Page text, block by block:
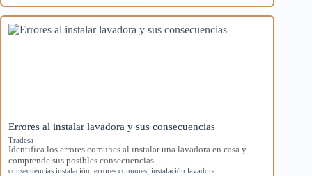
Errores al instalar lavadora y sus consecuencias
Tradesa
Identifica los errores comunes al instalar una lavadora en casa y
comprende sus posibles consecuencias…
consecuencias instalación errores comunes instalación lavadora